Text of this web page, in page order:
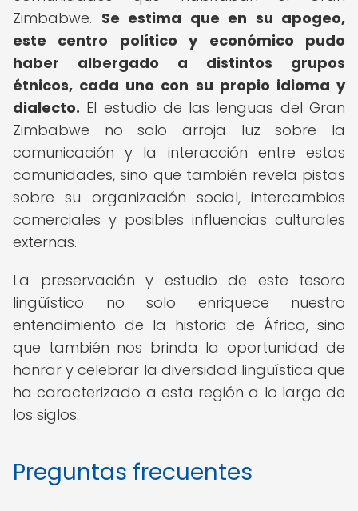
Zimbabwe. Se estima que en su apogeo,
este centro político y económico pudo
haber albergado a distintos grupos
étnicos, cada uno con su propio idioma y
dialecto. El estudio de las lenguas del Gran
Zimbabwe no solo arroja luz sobre la
comunicación y la interacción entre estas
comunidades, sino que también revela pistas
sobre su organización social, intercambios
comerciales y posibles influencias culturales
externas.
La preservación y estudio de este tesoro
lingüístico no solo enriquece nuestro
entendimiento de la historia de África, sino
que también nos brinda la oportunidad de
honrar y celebrar la diversidad lingüística que
ha caracterizado a esta región a lo largo de
los siglos.
Preguntas frecuentes